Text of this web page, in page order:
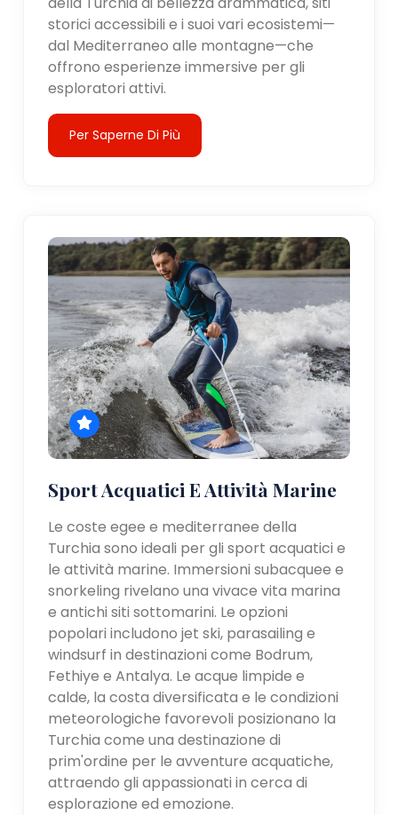
storici accessibili e i suoi vari ecosistemi—
dal Mediterraneo alle montagne—che
offrono esperienze immersive per gli
esploratori attivi.
Per Saperne Di Più
Sport Acquatici E Attività Marine
Le coste egee e mediterranee della
Turchia sono ideali per gli sport acquatici e
le attività marine. Immersioni subacquee e
snorkeling rivelano una vivace vita marina
e antichi siti sottomarini. Le opzioni
popolari includono jet ski, parasailing e
windsurf in destinazioni come Bodrum,
Fethiye e Antalya. Le acque limpide e
calde, la costa diversificata e le condizioni
meteorologiche favorevoli posizionano la
Turchia come una destinazione di
prim'ordine per le avventure acquatiche,
attraendo gli appassionati in cerca di
esplorazione ed emozione.